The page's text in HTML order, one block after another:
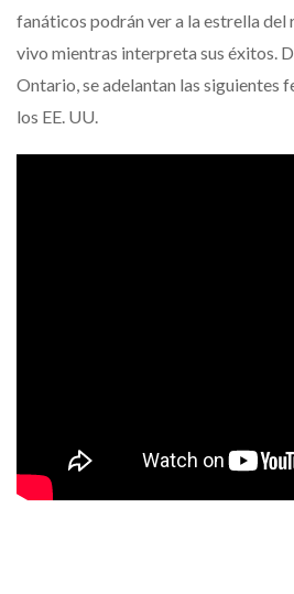
fanáticos podrán ver a la estrella del
vivo mientras interpreta sus éxitos.
Ontario, se adelantan las siguientes
los EE. UU.